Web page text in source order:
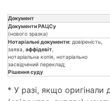
Документ
Документи РАЦСу
(нового зразка)
Нотаріальні документи: довіреність,
заява, аффідевіт
нотаріальна копія, нотаріально
засвідчений переклад;
Рішення суду
* У разі, якщо оригінали